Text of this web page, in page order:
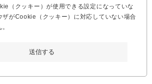
（クッキー）が使用できる設定になっていな
ザがCookie（クッキー）に対応していない場合